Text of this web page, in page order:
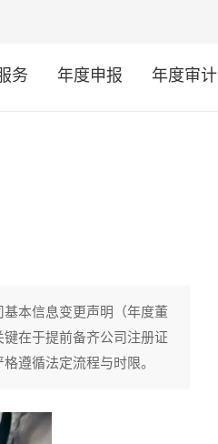
务 年度申报 年度审计
本信息变更声明（年度董
在于提前备齐公司注册证
遵循法定流程与时限。